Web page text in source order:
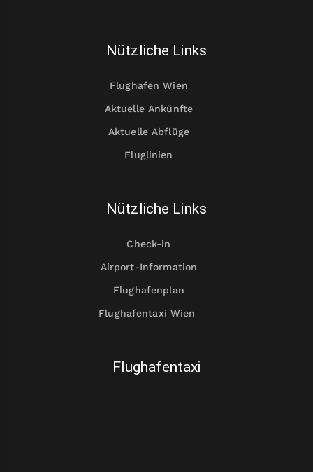
Nützliche Links
Flughafen Wien
Aktuelle Ankünfte
Aktuelle Abflüge
Fluglinien
Nützliche Links
Check-in
Airport-Information
Flughafenplan
Flughafentaxi Wien
Flughafentaxi